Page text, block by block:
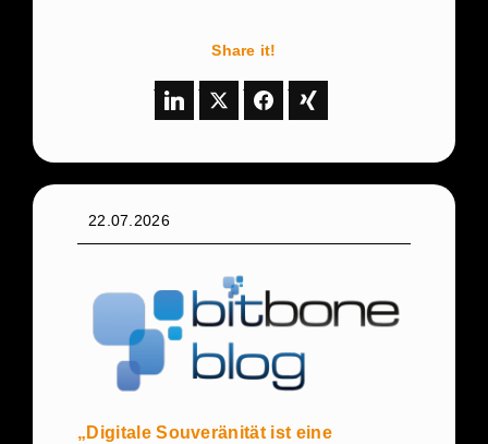
Share it!
22.07.2026
„Digitale Souveränität ist eine